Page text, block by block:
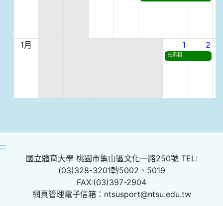
1月
已承租
1 2
:::
國立體育大學 桃園市龜山區文化一路250號 TEL:
(03)328-3201轉5002、5019
FAX:(03)397-2904
網頁管理電子信箱：ntsusport@ntsu.edu.tw